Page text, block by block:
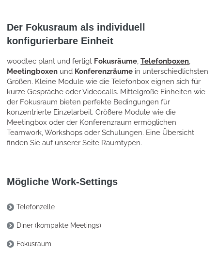
Der Fokusraum als individuell
konfigurierbare Einheit
woodtec plant und fertigt Fokusräume,Telefonboxen,
Meetingboxen und Konferenzräume in unterschiedlichsten
Größen. Kleine Module wie die Telefonbox eignen sich für
kurze Gespräche oder Videocalls. Mittelgroße Einheiten wie
der Fokusraum bieten perfekte Bedingungen für
konzentrierte Einzelarbeit. Größere Module wie die
Meetingbox oder der Konferenzraum ermöglichen
Teamwork, Workshops oder Schulungen. Eine Übersicht
finden Sie auf unserer Seite Raumtypen.
Mögliche Work-Settings
Telefonzelle
Diner (kompakte Meetings)
Fokusraum